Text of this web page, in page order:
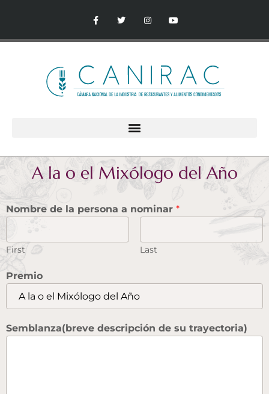
A la o el Mixólogo del Año
Nombre de la persona a nominar *
First Last
Premio
Semblanza(breve descripción de su trayectoria)